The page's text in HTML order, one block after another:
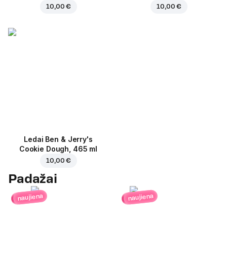
10,00 € 10,00 €
Ledai Ben & Jerry's
Cookie Dough, 465 ml
10,00 €
Padažai
naujiena naujiena